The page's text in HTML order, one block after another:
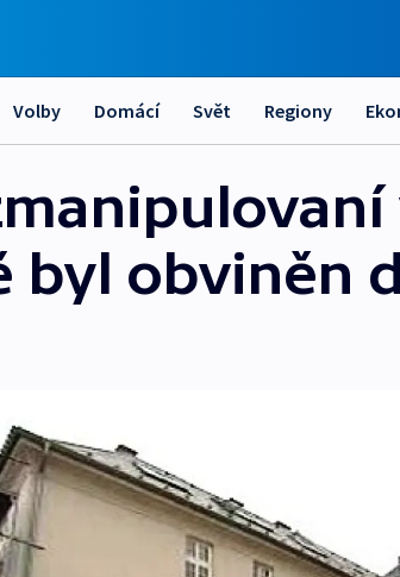
Volby Domácí Svět Regiony
byl obviněn